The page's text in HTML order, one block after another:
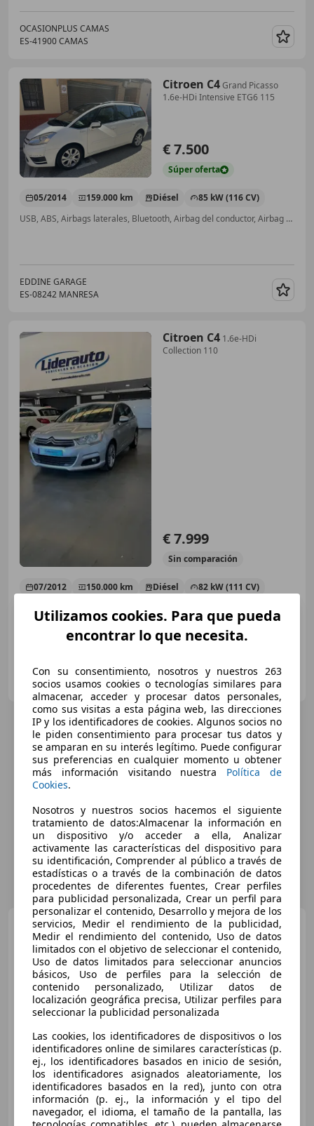
OCASIONPLUS CAMAS
ES-41900 CAMAS
Citroen C4Grand Picasso
1.6e-HDi Intensive ETG6 115
€ 7.500
Súperoferta
05/2014 159.000 km Diésel
85 kW (116 CV)
USB, ABS, Airbags laterales, Bluetooth, Airbag del conductor, Airbag acompañante, Faros antiniebla, Manos libres
EDDINE GARAGE
ES-08242 MANRESA
Citroen C4 1.6e-HDi
Collection 110
€ 7.999
Sin comparación
07/2012 150.000 km Diésel
82 kW (111 CV)
LIDERAUTO
ES-13005 CIUDAD REAL
Citroen C4
Picasso 1.6e-HDi
Intensive 115
€ 11.990
Sincomparación
11/2014 70.875 km Diésel
85 kW (116 CV)
DC MOTORS
Utilizamos cookies. Para que pueda
encontrar lo que necesita.
Con su consentimiento, nosotros y nuestros 263
socios usamos cookies o tecnologías similares para
almacenar, acceder y procesar datos personales,
como sus visitas a esta página web, las direcciones
IP y los identificadores de cookies. Algunos socios no
le piden consentimiento para procesar tus datos y
se amparan en su interés legítimo. Puede configurar
sus preferencias en cualquier momento u obtener
más información visitando nuestra Política de
Cookies.
Nosotros y nuestros socios hacemos el siguiente
tratamiento de datos:Almacenar la información en
un dispositivo y/o acceder a ella, Analizar
activamente las características del dispositivo para
su identificación, Comprender al público a través de
estadísticas o a través de la combinación de datos
procedentes de diferentes fuentes, Crear perfiles
para publicidad personalizada, Crear un perfil para
personalizar el contenido, Desarrollo y mejora de los
servicios, Medir el rendimiento de la publicidad,
Medir el rendimiento del contenido, Uso de datos
limitados con el objetivo de seleccionar el contenido,
Uso de datos limitados para seleccionar anuncios
básicos, Uso de perfiles para la selección de
contenido personalizado, Utilizar datos de
localización geográfica precisa, Utilizar perfiles para
seleccionar la publicidad personalizada
Las cookies, los identificadores de dispositivos o los
identificadores online de similares características (p.
ej., los identificadores basados en inicio de sesión,
los identificadores asignados aleatoriamente, los
identificadores basados en la red), junto con otra
información (p. ej., la información y el tipo del
navegador, el idioma, el tamaño de la pantalla, las